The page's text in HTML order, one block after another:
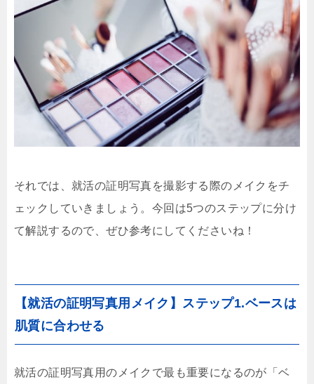
それでは、就活の証明写真を撮影する際のメイクをチ
ェックしていきましょう。今回は5つのステップに分け
て解説するので、ぜひ参考にしてくださいね！
【就活の証明写真用メイク】ステップ1.ベースは
肌質に合わせる
就活の証明写真用のメイクで最も重要になるのが「ベ